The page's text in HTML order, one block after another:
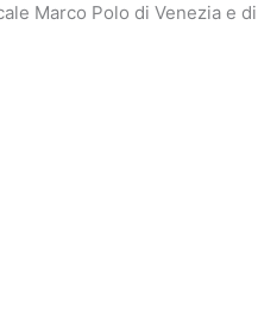
Marco Polo di Venezia e di